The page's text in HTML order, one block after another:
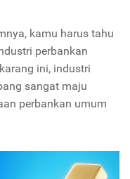
kamu harus tahu
perbankan
ini, industri
sangat maju
perbankan umum